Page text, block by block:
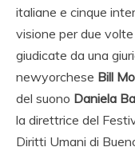
italiane e cinque
visione per due
giudicate da una
newyorchese Bill
del suono Daniela
la direttrice del
Diritti Umani di